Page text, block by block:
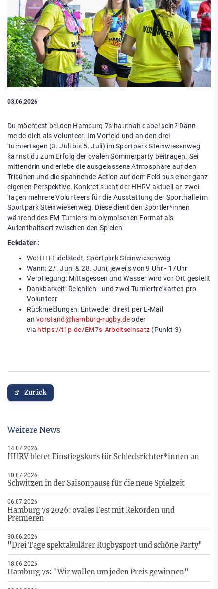
03.06.2026
Du möchtest bei den Hamburg 7s hautnah dabei sein? Dann
melde dich als Volunteer. Im Vorfeld und an den drei
Turniertagen (3. Juli bis 5. Juli) im Sportpark Steinwiesenweg
kannst du zum Erfolg der ovalen Sommerparty beitragen. Sei
mittendrin und erlebe die ausgelassene Atmosphäre auf den
Tribünen und die spannende Action auf dem Feld aus einer ganz
eigenen Perspektive. Konkret sucht der HHRV aktuell an zwei
Tagen mehrere Volunteers für die Ausstattung der Sporthalle im
Sportpark Steinwiesenweg. Diese dient den Sportler*innen
während des EM-Turniers im olympischen Format als
Aufenthaltsort zwischen den Spielen
Eckdaten:
Wo: HH-Eidelstedt, Sportpark Steinwiesenweg
Wann: 27. Juni & 28. Juni, jeweils von 9 Uhr - 17Uhr
Verpflegung: Mittagessen und Wasser wird vor Ort gestellt
Dankbarkeit: Reichlich - und zwei Turnierfreikarten pro
Volunteer
Rückmeldungen: Entweder direkt per E-Mail
an vorstand@hamburg-rugby.deoder
via https://t1p.de/EM7s-Arbeitseinsatz (Punkt 3)
Zurück
Weitere News
14.07.2026
HHRV bietet Einstiegskurs für Schiedsrichter*innen an
10.07.2026
Schwitzen in der Saisonpause für die neue Spielzeit
06.07.2026
Hamburg 7s 2026: ovales Fest mit Rekorden und
Premieren
30.06.2026
"Drei Tage spektakulärer Rugbysport und schöne Party"
18.06.2026
Hamburg 7s: "Wir wollen um jeden Preis gewinnen"